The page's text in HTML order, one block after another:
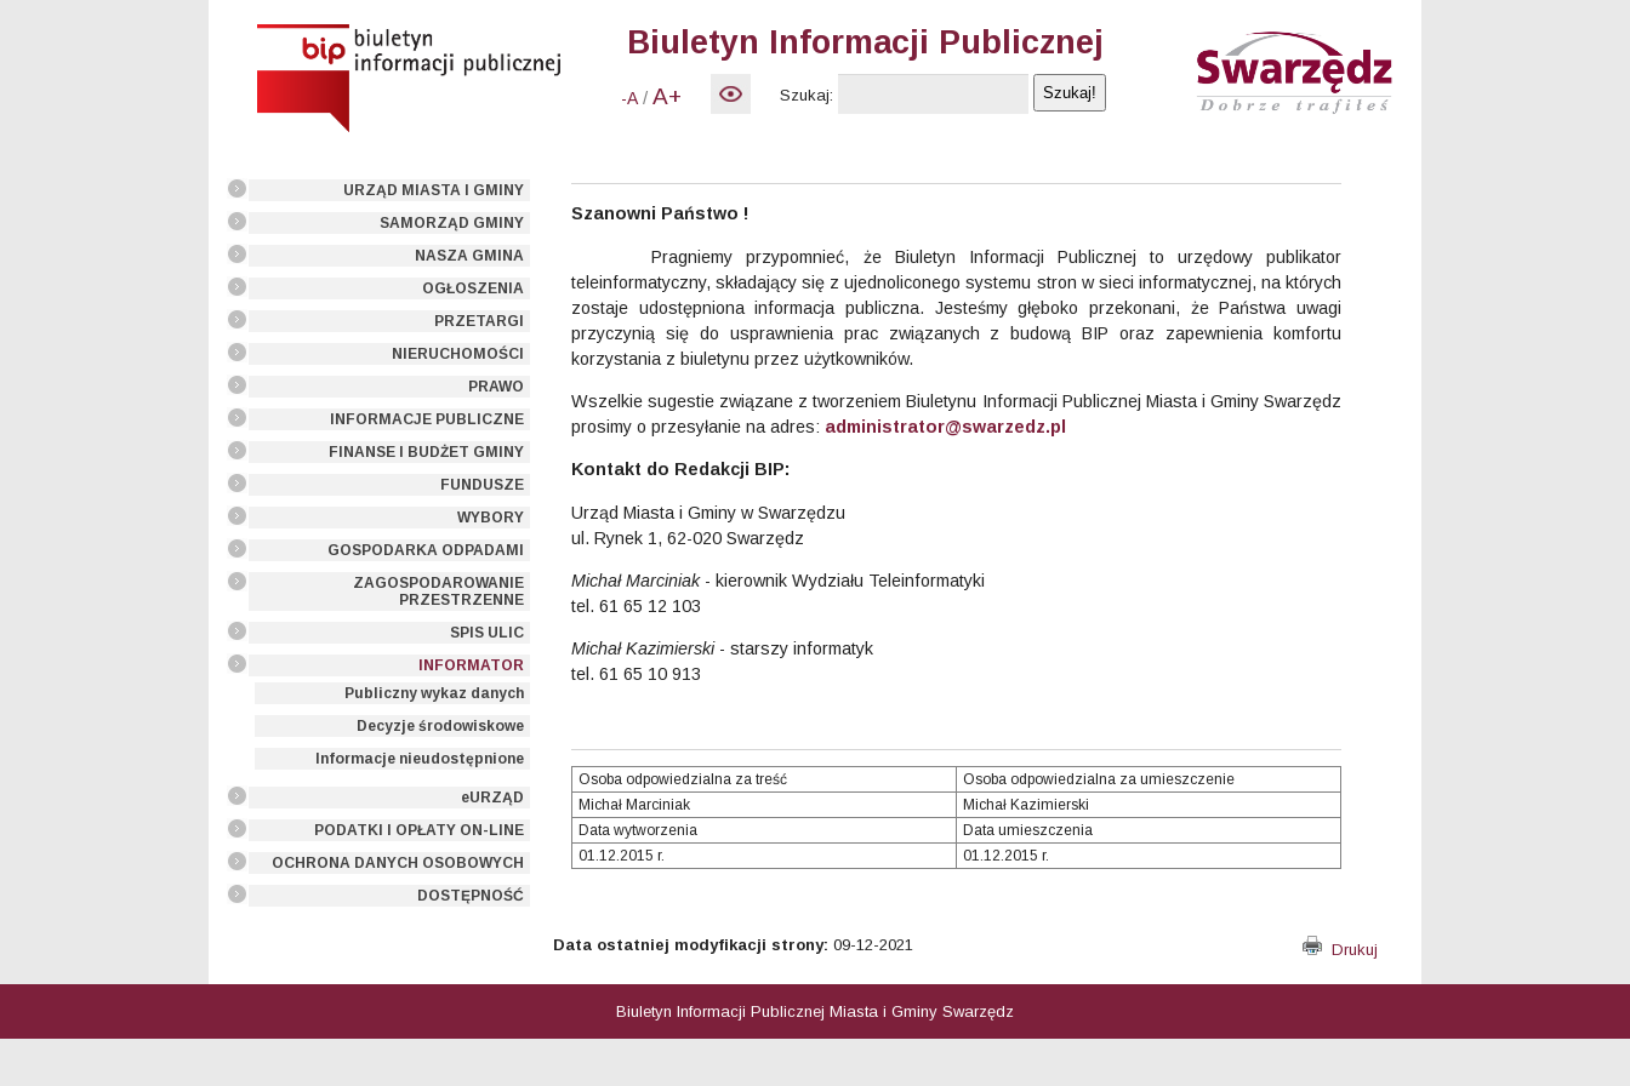
Biuletyn Informacji Publicznej
-A / A+ Szukaj:
URZĄD MIASTA I GMINY
SAMORZĄD GMINY
NASZA GMINA
OGŁOSZENIA
PRZETARGI
NIERUCHOMOŚCI
PRAWO
INFORMACJE PUBLICZNE
FINANSE I BUDŻET GMINY
FUNDUSZE
WYBORY
GOSPODARKA ODPADAMI
ZAGOSPODAROWANIE
PRZESTRZENNE
SPIS ULIC
INFORMATOR
Publiczny wykaz danych
Decyzje środowiskowe
Informacje nieudostępnione
eURZĄD
PODATKI I OPŁATY ON-LINE
OCHRONA DANYCH OSOBOWYCH
DOSTĘPNOŚĆ
Szanowni Państwo !
Pragniemy przypomnieć, że Biuletyn Informacji Publicznej to urzędowy publikator
teleinformatyczny, składający się z ujednoliconego systemu stron w sieci informatycznej, na których
zostaje udostępniona informacja publiczna. Jesteśmy głęboko przekonani, że Państwa uwagi
przyczynią się do usprawnienia prac związanych z budową BIP oraz zapewnienia komfortu
korzystania z biuletynu przez użytkowników.
Wszelkie sugestie związane z tworzeniem Biuletynu Informacji Publicznej Miasta i Gminy Swarzędz
prosimy o przesyłanie na adres: administrator@swarzedz.pl
Kontakt do Redakcji BIP:
Urząd Miasta i Gminy w Swarzędzu
ul. Rynek 1, 62-020 Swarzędz
Michał Marciniak- kierownik Wydziału Teleinformatyki
tel. 61 65 12 103
Michał Kazimierski- starszy informatyk
tel. 61 65 10 913
Osoba odpowiedzialna za treść
Osoba odpowiedzialna za umieszczenie
Michał Marciniak
Michał Kazimierski
Data wytworzenia
Data umieszczenia
01.12.2015 r.
01.12.2015 r.
Data ostatniej modyfikacji strony: 09-12-2021 Drukuj
Biuletyn Informacji Publicznej Miasta i Gminy Swarzędz